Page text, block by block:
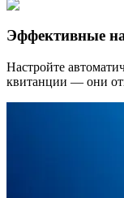
Эффективные
Настройте
квитанции — они